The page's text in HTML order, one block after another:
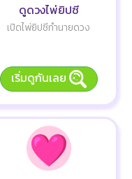
ดูดวงไพ่ยิปซี
เปิดไพ่ยิปซีทำนายดวง
เริ่มดูกันเลย